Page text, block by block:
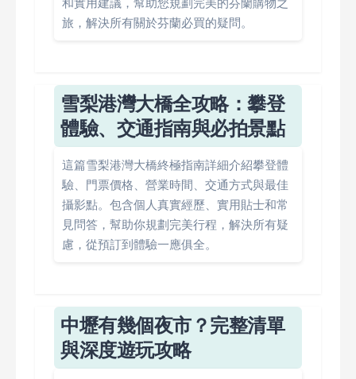
和實用建議，幫助您規劃完美的芬蘭購物之
旅，解決所有關於芬蘭必買的疑問。
雪梨港灣大橋全攻略：攀登
體驗、交通指南與必拍景點
這篇雪梨港灣大橋終極指南詳細介紹攀登體
驗、門票價格、營業時間、交通方式與最佳
攝影點。包含個人真實經歷、實用貼士和常
見問答，幫助你規劃完美行程，解決所有疑
慮，從預訂到體驗一應俱全。
中壢有幾個夜市？完整清單
與深度遊玩攻略